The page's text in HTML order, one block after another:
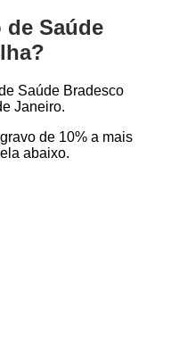
Saúde
Saúde Bradesco
Janeiro.
de 10% a mais
abaixo.